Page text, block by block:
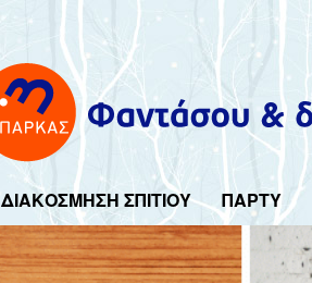
Imagine-
ΔΙΑΚΟΣΜΗΣΗ ΣΠΙΤΙΟΥ ΠΑΡΤΥ